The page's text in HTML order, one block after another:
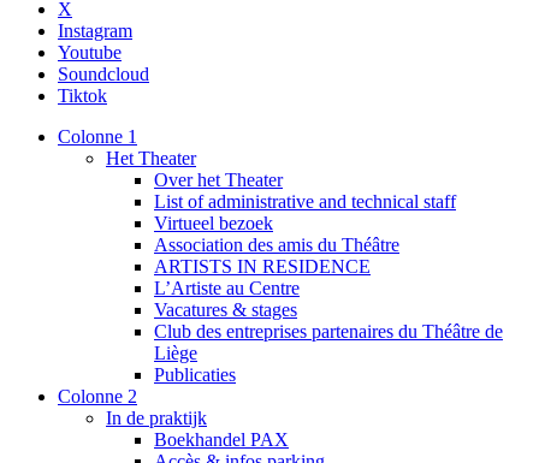
X
Instagram
Youtube
Soundcloud
Tiktok
Colonne 1
Het Theater
Over het Theater
List of administrative and technical staff
Virtueel bezoek
Association des amis du Théâtre
ARTISTS IN RESIDENCE
L’Artiste au Centre
Vacatures & stages
Club des entreprises partenaires du Théâtre de
Liège
Publicaties
Colonne 2
In de praktijk
Boekhandel PAX